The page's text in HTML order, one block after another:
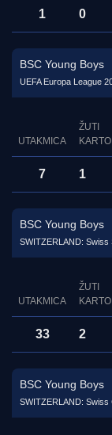
1 0
BSC Young Boys
UEFA Europa League
UTAKMICA
ŽUTI
7 1
BSC Young Boys
SWITZERLAND: Swiss
UTAKMICA
ŽUTI
33 2
BSC Young Boys
SWITZERLAND: Swiss